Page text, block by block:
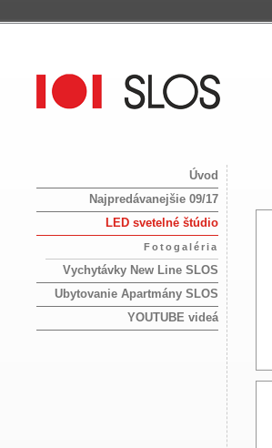
Úvod
Najpredávanejšie 09/17
LED svetelné štúdio
Fotogaléria
Vychytávky New Line SLOS
Ubytovanie Apartmány SLOS
YOUTUBE videá